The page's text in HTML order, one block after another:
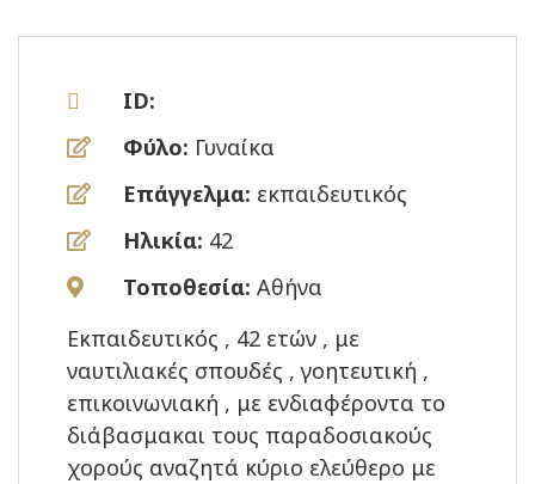
ID:
Φύλο: Γυναίκα
Επάγγελμα: εκπαιδευτικός
Ηλικία: 42
Τοποθεσία: Αθήνα
Εκπαιδευτικός , 42 ετών , με
ναυτιλιακές σπουδές , γοητευτική ,
επικοινωνιακή , με ενδιαφέροντα το
διάβασμακαι τους παραδοσιακούς
χορούς αναζητά κύριο ελεύθερο με